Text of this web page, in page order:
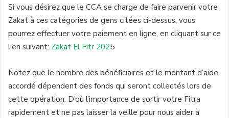
Si vous désirez que le CCA se charge de faire parvenir votre
Zakat à ces catégories de gens citées ci-dessus, vous
pourrez effectuer votre paiement en ligne, en cliquant sur ce
lien suivant: Zakat El Fitr 2025
Notez que le nombre des bénéficiaires et le montant d’aide
accordé dépendent des fonds qui seront collectés lors de
cette opération. D’où l’importance de sortir votre Fitra
rapidement et ne pas laisser la veille pour nous aider à